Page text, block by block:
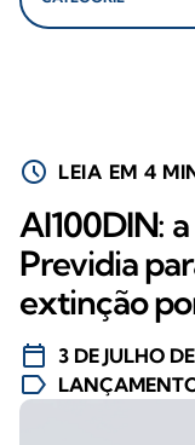
schedule LEIA EM 4
AI100DIN:
Previdia
extinção
calendar_today 3 DE JULHO
label